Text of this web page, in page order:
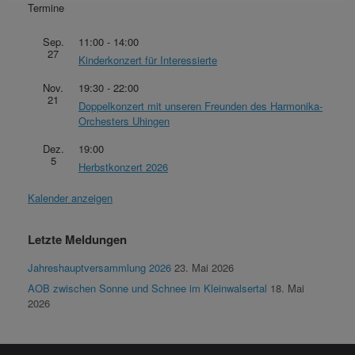
Termine
Sep.
27
11:00 - 14:00
Kinderkonzert für Interessierte
Nov.
21
19:30 - 22:00
Doppelkonzert mit unseren Freunden des Harmonika-
Orchesters Uhingen
Dez.
5
19:00
Herbstkonzert 2026
Kalender anzeigen
Letzte Meldungen
Jahreshauptversammlung 2026 23. Mai 2026
AOB zwischen Sonne und Schnee im Kleinwalsertal 18. Mai
2026